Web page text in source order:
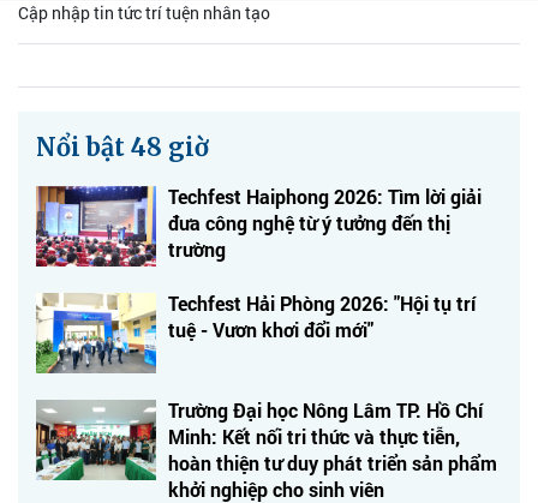
Cập nhập tin tức trí tuện nhân tạo
Nổi bật 48 giờ
Techfest Haiphong 2026: Tìm lời giải
đưa công nghệ từ ý tưởng đến thị
trường
Techfest Hải Phòng 2026: "Hội tụ trí
tuệ - Vươn khơi đổi mới"
Trường Đại học Nông Lâm TP. Hồ Chí
Minh: Kết nối tri thức và thực tiễn,
hoàn thiện tư duy phát triển sản phẩm
khởi nghiệp cho sinh viên